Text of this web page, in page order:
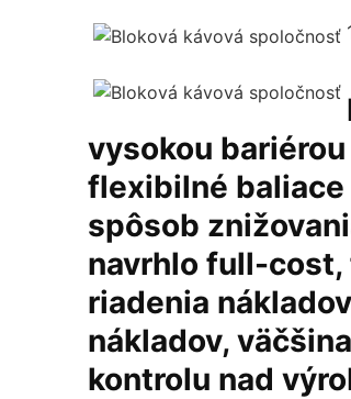
vysokou
flexibilné
spôsob
navrhlo full-
riadenia
nákladov,
kontrolu nad